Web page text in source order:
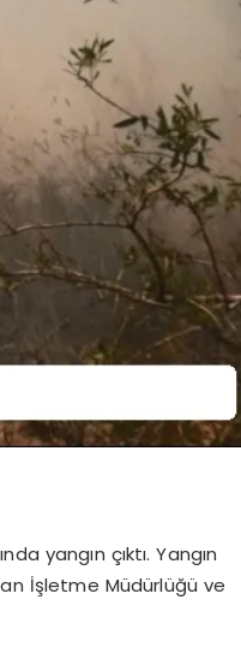
yangın çıktı. Yangın
İşletme Müdürlüğü ve